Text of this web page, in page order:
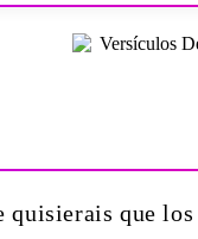
quisierais que